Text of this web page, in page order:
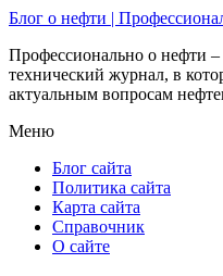
Блог о нефти |
Профессионально о нефти
технический журнал, в
актуальным вопросам
Меню
Блог сайта
Политика сайта
Карта сайта
Справочник
О сайте